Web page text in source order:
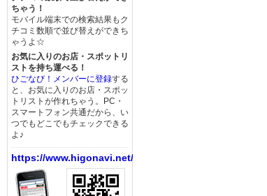
ちゃう！
モバイル端末での検索結果もク
チコミ数順で並び替えができち
ゃうよ☆
お気に入りのお店・スポットリ
ストを持ち運べる！
ひごなび！メンバーに登録する
と、お気に入りのお店・スポッ
トリストが作れちゃう。PC・
スマートフォン共通だから、い
つでもどこでもチェックできる
よ♪
https://www.higonavi.net/